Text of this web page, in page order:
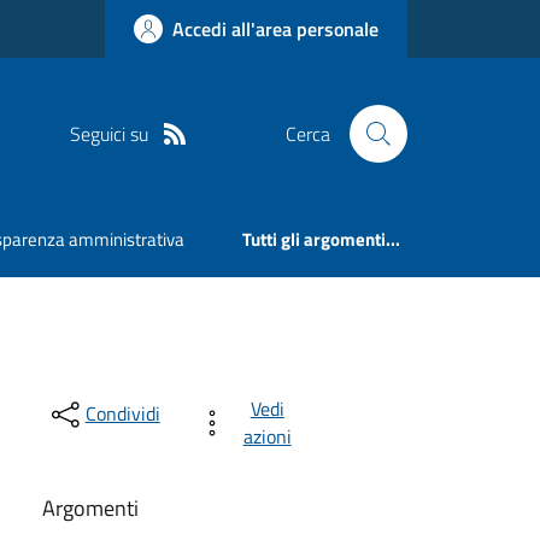
Accedi all'area personale
Seguici su Cerca
amministrativa Tutti gli argomenti...
Condividi
Vedi
azioni
Argomenti